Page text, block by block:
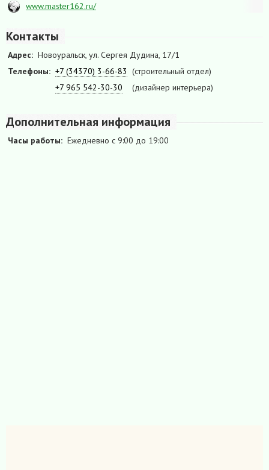
www.master162.ru/
Контакты
Адрес: Новоуральск, ул. Сергея Дудина, 17/1
Телефоны: +7 (34370) 3-66-83 (строительный отдел)
+7 965 542-30-30
(дизайнер интерьера)
Дополнительная информация
Часы работы: Ежедневно с 9:00 до 19:00